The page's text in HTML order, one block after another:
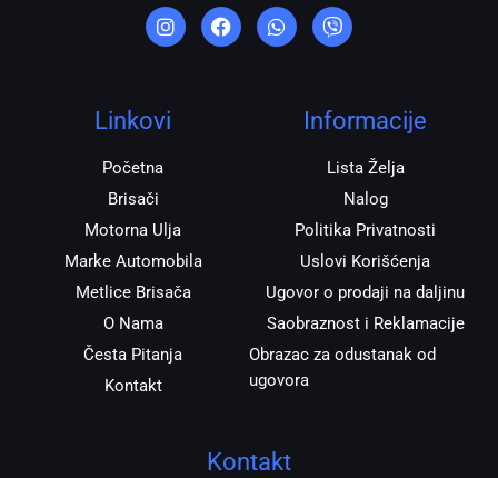
n
s
t
r
a
a
c
e
h
a
t
i
b
e
Linkovi
Početna
Brisači
Motorna Ulja
Marke Automobila
Metlice Brisača
O Nama
Česta Pitanja
Kontakt
Informacije
Lista Želja
Nalog
Politika Privatnosti
Uslovi Korišćenja
Ugovor o prodaji na daljinu
Saobraznost i Reklamacije
Obrazac za odustanak od
ugovora
Kontakt